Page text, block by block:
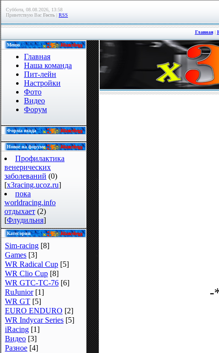
Суббота, 08.08.2026, 13:58
Приветствую Вас Гость | RSS
Главная|
Меню
Главная
Наша команда
Пит-лейн
Настройки
Фото
Видео
Форум
Форма входа
Новое на форуме
Профилактика
венерических
заболеваний (0)
[x3racing.ucoz.ru]
пока
worldracing.info
отдыхает (2)
[Флудильня]
Категории
Sim-racing [8]
Games [3]
WR Radical Cup [5]
WR Clio Cup [8]
WR GTC-TC-76 [6]
RuJunior [1]
WR GT [5]
EURO ENDURO [2]
WR Indycar Series [5]
iRacing [1]
Видео [3]
Разное [4]
-